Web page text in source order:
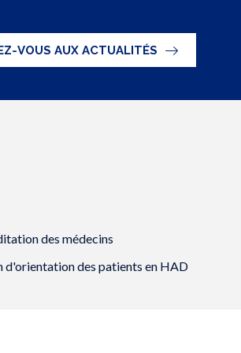
VOUS AUX ACTUALITÉS
des médecins
d'orientation des patients en HAD